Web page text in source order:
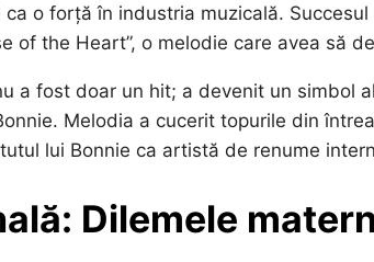
o forță în industria muzicală.
of the Heart”, o melodie care avea să
a fost doar un hit; a devenit un simbol
Melodia a cucerit topurile din
lui Bonnie ca artistă de renume
Dilemele